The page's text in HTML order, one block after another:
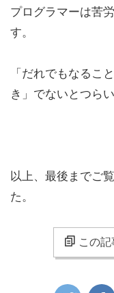
プログラマーは苦
す。
「だれでもなるこ
き」でないとつら
以上、最後までご
た。
この